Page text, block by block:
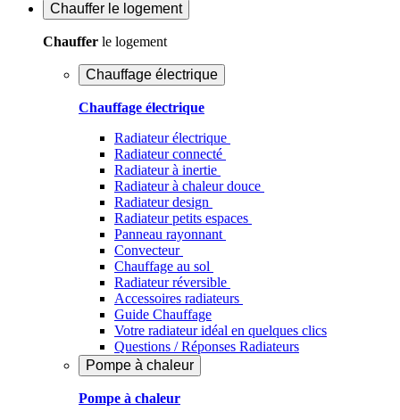
Chauffer le logement
Chauffer le logement
Chauffage électrique
Chauffage électrique
Radiateur électrique
Radiateur connecté
Radiateur à inertie
Radiateur à chaleur douce
Radiateur design
Radiateur petits espaces
Panneau rayonnant
Convecteur
Chauffage au sol
Radiateur réversible
Accessoires radiateurs
Guide Chauffage
Votre radiateur idéal en quelques clics
Questions / Réponses Radiateurs
Pompe à chaleur
Pompe à chaleur